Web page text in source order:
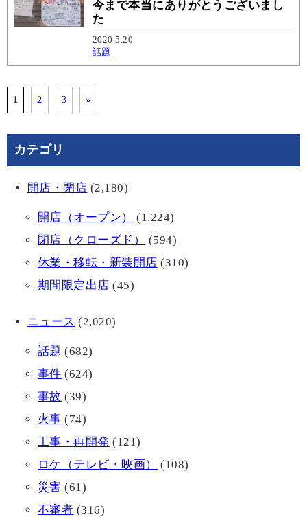
今まで本当にありがとうございまし
た
2020.5.20
話題
1 2 3 »
カテゴリ
開店・閉店 (2,180)
開店（オープン）
(1,224)
閉店（クローズド）
(594)
休業・移転・新装開店 (310)
期間限定出店 (45)
ニュース (2,020)
話題 (682)
事件 (624)
事故 (39)
火事 (74)
工事・再開発 (121)
ロケ（テレビ・映画）
(108)
災害 (61)
不審者 (316)